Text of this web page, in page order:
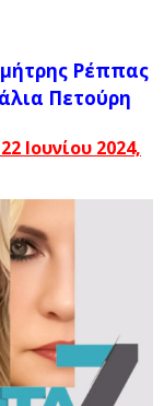
Ρέππας
Πετούρη
Ιουνίου 2024,